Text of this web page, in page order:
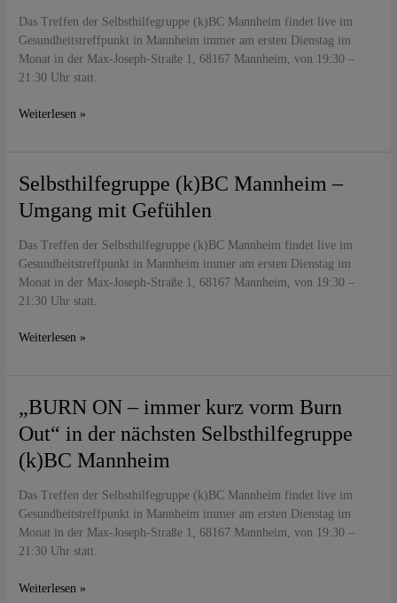
Das Treffen der Selbsthilfegruppe (k)BC Mannheim findet live im
Gesundheitstreffpunkt in Mannheim immer am ersten Dienstag im
Monat in der Max-Joseph-Straße 1, 68167 Mannheim, von 19:30 –
21:30 Uhr statt.
Schreiben
als
Bewältigungsmethode
Weiterlesen »
Selbsthilfegruppe (k)BC Mannheim –
Umgang mit Gefühlen
Das Treffen der Selbsthilfegruppe (k)BC Mannheim findet live im
Gesundheitstreffpunkt in Mannheim immer am ersten Dienstag im
Monat in der Max-Joseph-Straße 1, 68167 Mannheim, von 19:30 –
21:30 Uhr statt.
Selbsthilfegruppe
Mannheim
Umgang
mit
Gefühlen
Weiterlesen »
„BURN ON – immer kurz vorm Burn
Out“ in der nächsten Selbsthilfegruppe
(k)BC Mannheim
Das Treffen der Selbsthilfegruppe (k)BC Mannheim findet live im
Gesundheitstreffpunkt in Mannheim immer am ersten Dienstag im
Monat in der Max-Joseph-Straße 1, 68167 Mannheim, von 19:30 –
21:30 Uhr statt.
„BURN
ON
–
immer
vorm
Burn
Out“
in
nächsten
Weiterlesen »